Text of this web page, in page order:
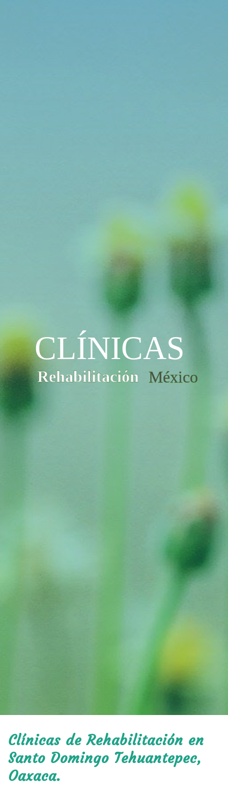
Clínicas de Rehabilitación en
Santo Domingo Tehuantepec,
Oaxaca.